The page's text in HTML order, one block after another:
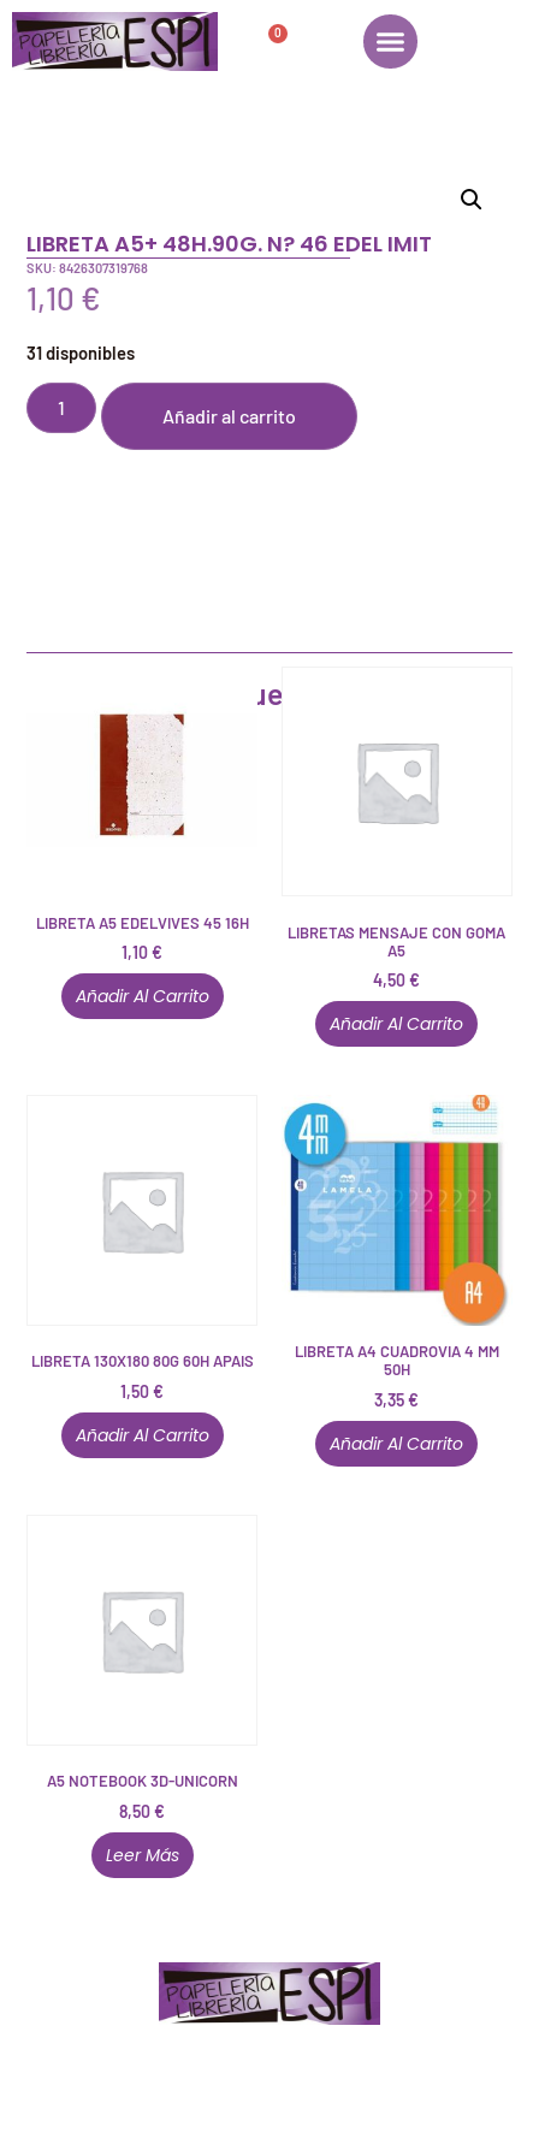
0
LIBRETA A5+ 48H.90G. N? 46 EDEL IMIT
SKU: 8426307319768
1,10 €
31 disponibles
Añadir al carrito
Artículos que pueden interesarte
LIBRETA A5 EDELVIVES 45 16H
1,10€
Añadir Al Carrito
LIBRETAS MENSAJE CON GOMA
A5
4,50€
Añadir Al Carrito
LIBRETA 130X180 80G 60H APAIS
1,50€
Añadir Al Carrito
LIBRETA A4 CUADROVIA 4 MM
50H
3,35€
Añadir Al Carrito
A5 NOTEBOOK 3D-UNICORN
8,50€
Leer Más